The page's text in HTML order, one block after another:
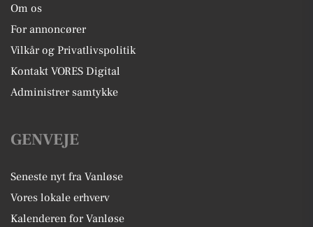
Om os
For annoncører
Vilkår og Privatlivspolitik
Kontakt VORES Digital
Administrer samtykke
GENVEJE
Seneste nyt fra Vanløse
Vores lokale erhverv
Kalenderen for Vanløse